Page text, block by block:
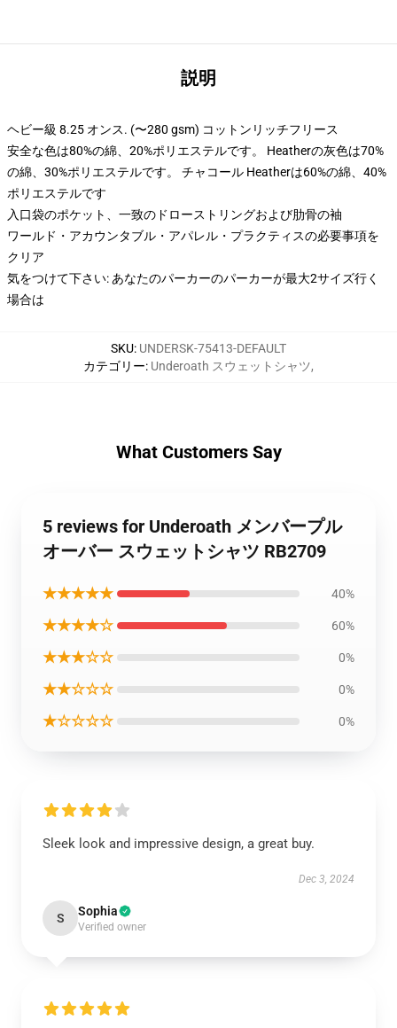
説明
ヘビー級 8.25 オンス. (〜280 gsm) コットンリッチフリース
安全な色は80%の綿、20%ポリエステルです。 Heatherの灰色は70%
の綿、30%ポリエステルです。 チャコール Heatherは60%の綿、40%
ポリエステルです
入口袋のポケット、一致のドローストリングおよび肋骨の袖
ワールド・アカウンタブル・アパレル・プラクティスの必要事項を
クリア
気をつけて下さい: あなたのパーカーのパーカーが最大2サイズ行く
場合は
SKU: UNDERSK-75413-DEFAULT
カテゴリー: Underoath スウェットシャツ,
What Customers Say
5 reviews for Underoath メンバープル
オーバー スウェットシャツ RB2709
★★★★★ 40%
★★★★☆ 60%
★★★☆☆ 0%
★★☆☆☆ 0%
★☆☆☆☆ 0%
Sleek look and impressive design, a great buy.
Dec 3, 2024
S Sophia
Verified owner